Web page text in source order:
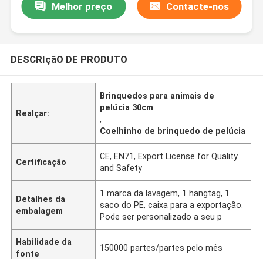
Melhor preço Contacte-nos
DESCRIçãO DE PRODUTO
Realçar:
Brinquedos para animais de
pelúcia 30cm
,
Coelhinho de brinquedo de pelúcia
Certificação
CE, EN71, Export License for Quality
and Safety
Detalhes da
embalagem
1 marca da lavagem, 1 hangtag, 1
saco do PE, caixa para a exportação.
Pode ser personalizado a seu p
Habilidade da
fonte
150000 partes/partes pelo mês